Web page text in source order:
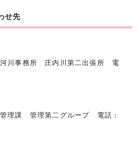
せ先
河川事務所 庄内川第二出張所 電
理課 管理第二グループ 電話：